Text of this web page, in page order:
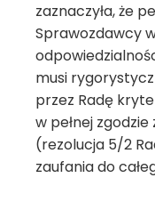
zaznaczyła, że
Sprawozdawcy
musi
przez Radę
w pełnej
(rezolucja 5/2
zaufania do